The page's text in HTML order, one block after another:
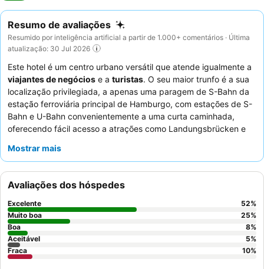
Resumo de avaliações
Resumido por inteligência artificial a partir de 1.000+ comentários · Última
atualização: 30 Jul 2026
Este hotel é um centro urbano versátil que atende igualmente a
viajantes de negócios e a turistas. O seu maior trunfo é a sua
localização privilegiada, a apenas uma paragem de S-Bahn da
estação ferroviária principal de Hamburgo, com estações de S-
Bahn e U-Bahn convenientemente a uma curta caminhada,
oferecendo fácil acesso a atrações como Landungsbrücken e
cocktails de happy hour, proporcionando um ambiente
maneira amigável e prestativa
variadobuffet de pequeno-almoço
tranquila, os hóspedes devem considerar solicitar um quarto
virado para longe da rua principal.
Mostrar mais
Avaliações dos hóspedes
Excelente 52%
Muito boa
25%
Boa
8%
Aceitável
5%
Fraca
10%